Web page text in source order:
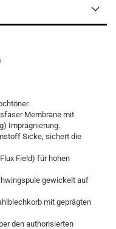
Membrane mit
Imprägnierung.
Sicke, sichert die
Field) für hohen
gewickelt auf
mit geprägten
den authorisierten